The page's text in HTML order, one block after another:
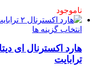
ناموجود
انتخاب گزینه ها
ترابایت